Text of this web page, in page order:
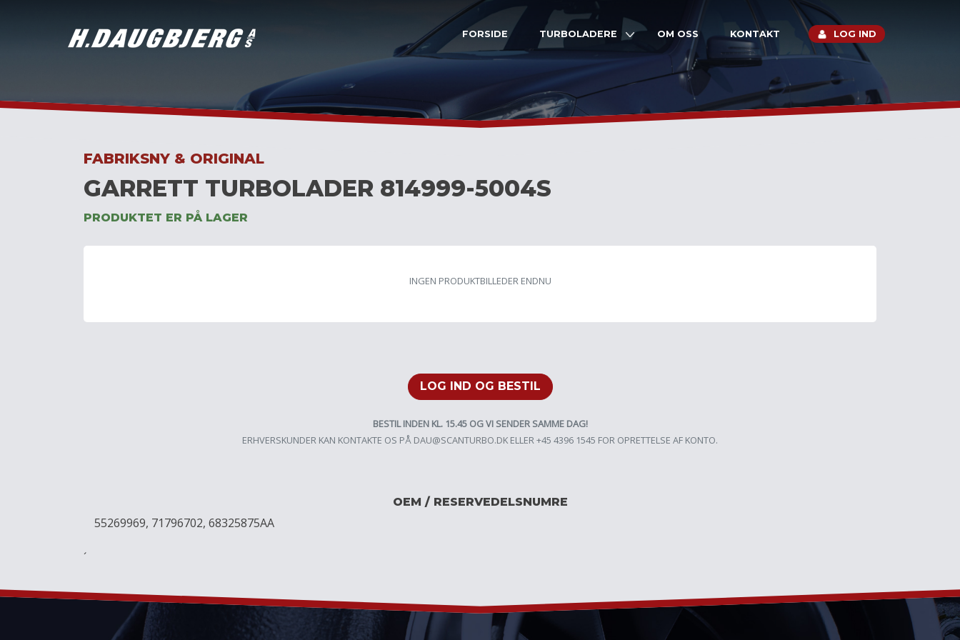
FORSIDE TURBOLADERE OM OSS KONTAKT LOG IND
FABRIKSNY & ORIGINAL
GARRETT TURBOLADER 814999-5004S
PRODUKTET ER PÅ LAGER
INGEN PRODUKTBILLEDER ENDNU
LOG IND OG BESTIL
BESTIL INDEN KL. 15.45 OG VI SENDER SAMME DAG!
ERHVERSKUNDER KAN KONTAKTE OS PÅ DAU@SCANTURBO.DK ELLER +45 4396 1545 FOR OPRETTELSE AF KONTO.
OEM / RESERVEDELSNUMRE
55269969, 71796702, 68325875AA
´